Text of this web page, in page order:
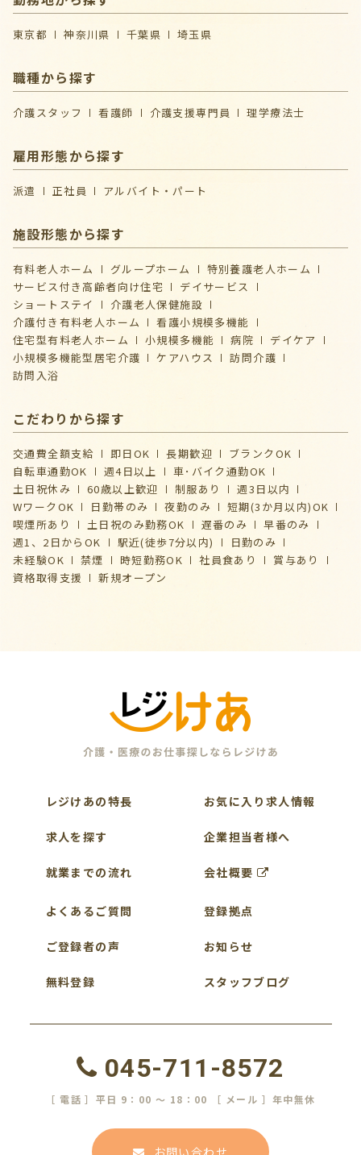
東京都 神奈川県 千葉県 埼玉県
職種から探す
介護スタッフ 看護師 介護支援専門員 理学療法士
雇用形態から探す
派遣 正社員 アルバイト・パート
施設形態から探す
有料老人ホーム グループホーム
特別養護老人ホーム
サービス付き高齢者向け住宅
デイサービス
ショートステイ
介護⽼⼈保健施設
介護付き有料老人ホーム
看護小規模多機能
住宅型有料老人ホーム
小規模多機能 病院
デイケア
⼩規模多機能型居宅介護
ケアハウス
訪問介護
訪問入浴
こだわりから探す
交通費全額支給 即日OK 長期歓迎
ブランクOK
自転車通勤OK
週4日以上
車･バイク通勤OK
土日祝休み
60歳以上歓迎 制服あり
週3日以内
WワークOK
日勤帯のみ 夜勤のみ
短期(3か月以内)OK
喫煙所あり
土日祝のみ勤務OK 遅番のみ
早番のみ
週1、2日からOK
駅近(徒歩7分以内)
日勤のみ
未経験OK
禁煙 時短勤務OK 社員食あり
賞与あり
資格取得支援
新規オープン
レジけあの特長
求人を探す
就業までの流れ
よくあるご質問
ご登録者の声
無料登録
お気に入り求人情報
企業担当者様へ
会社概要
登録拠点
お知らせ
スタッフブログ
045-711-8572
［ 電話 ］平日 9：00 ～ 18：00 ［ メール ］年中無休
お問い合わせ